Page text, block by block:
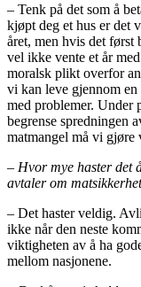
– Tenk på det som å
kjøpt deg et hus er det
året, men hvis det
vel ikke vente et år
moralsk plikt overfor
vi kan leve gjennom en
med problemer. Under
begrense spredningen
matmangel må vi gjøre
– Hvor mye haster det
avtaler om
– Det haster veldig.
ikke når den neste
viktigheten av å ha
mellom nasjonene.